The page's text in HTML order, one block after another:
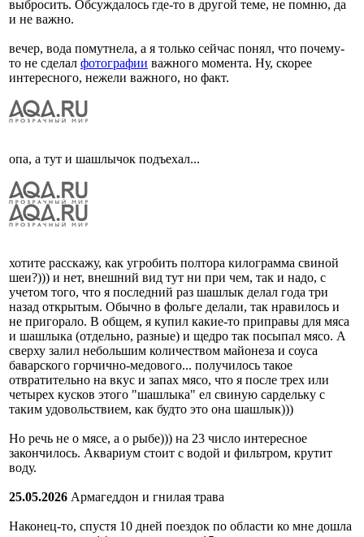
выбросить. Обсуждалось где-то в другой теме, не помню, да
и не важно.
вечер, вода помутнела, а я только сейчас понял, что почему-
то не сделал фотографии важного момента. Ну, скорее
интересного, нежели важного, но факт.
опа, а тут и шашлычок подъехал...
хотите расскажу, как угробить полтора килограмма свиной
шеи?))) и нет, внешний вид тут ни при чем, так и надо, с
учетом того, что я последний раз шашлык делал года три
назад открытым. Обычно в фольге делали, так нравилось и
не пригорало. В общем, я купил какие-то приправы для мяса
и шашлыка (отдельно, разные) и щедро так посыпал мясо. А
сверху залил небольшим количеством майонеза и соуса
баварского горчично-медового... получилось такое
отвратительно на вкус и запах мясо, что я после трех или
четырех кусков этого "шашлыка" ел свиную сардельку с
таким удовольствием, как будто это она шашлык)))
Но речь не о мясе, а о рыбе))) на 23 число интересное
закончилось. Аквариум стоит с водой и фильтром, крутит
воду.
25.05.2026 Армагеддон и гнилая трава
Наконец-то, спустя 10 дней поездок по области ко мне дошла